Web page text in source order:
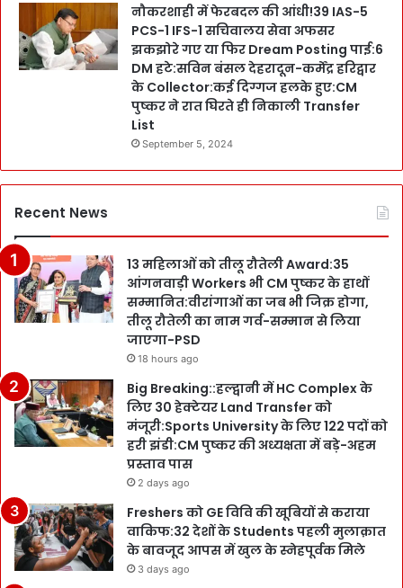
नौकरशाही में फेरबदल की आंधी!39 IAS-5
PCS-1 IFS-1 सचिवालय सेवा अफसर
झकझोरे गए या फिर Dream Posting पाई:6
DM हटे:सविन बंसल देहरादून-कर्मेंद्र हरिद्वार
के Collector:कई दिग्गज हलके हुए:CM
पुष्कर ने रात घिरते ही निकाली Transfer
List
September 5, 2024
Recent News
13 महिलाओं को तीलू रौतेली Award:35
आंगनवाड़ी Workers भी CM पुष्कर के हाथों
सम्मानित:वीरांगाओं का जब भी जिक्र होगा,
तीलू रौतेली का नाम गर्व-सम्मान से लिया
जाएगा-PSD
18 hours ago
Big Breaking::हल्द्वानी में HC Complex के
लिए 30 हेक्टेयर Land Transfer को
मंजूरी:Sports University के लिए 122 पदों को
हरी झंडी:CM पुष्कर की अध्यक्षता में बड़े-अहम
प्रस्ताव पास
2 days ago
Freshers को GE विवि की खूबियों से कराया
वाकिफ:32 देशों के Students पहली मुलाक़ात
के बावजूद आपस में खुल के स्नेहपूर्वक मिले
3 days ago